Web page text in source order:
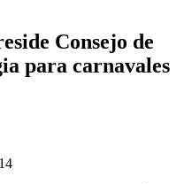
Consejo de
para carnavales